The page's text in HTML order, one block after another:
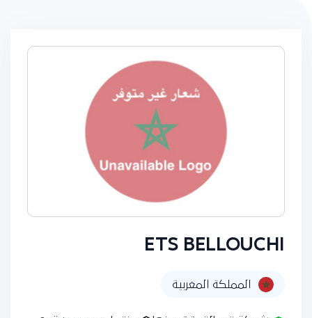
ETS BELLOUCHI
المملكة المغربية